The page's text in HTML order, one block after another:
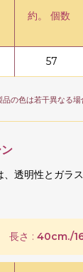
約。 個数
57
の色は若干異なる場
透明性とガラ
長さ : 40cm./